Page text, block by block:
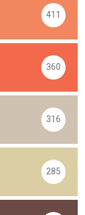
411
360
316
285